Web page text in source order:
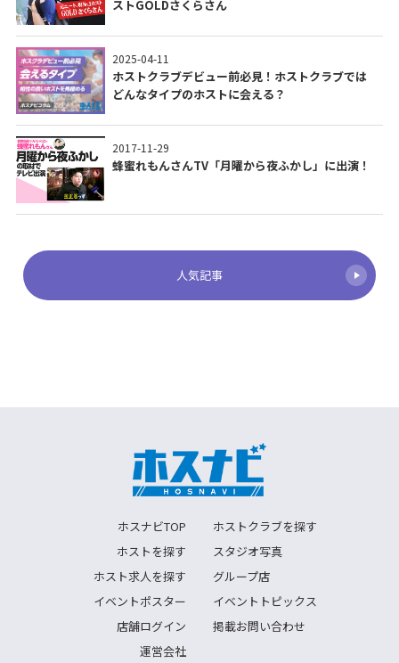
ストGOLDさくらさん
2025-04-11
ホストクラブデビュー前必見！ホストクラブでは
どんなタイプのホストに会える？
2017-11-29
蜂蜜れもんさんTV「月曜から夜ふかし」に出演！
人気記事
ホスナビTOP
ホストクラブを探す
ホストを探す
スタジオ写真
ホスト求人を探す
グループ店
イベントポスター
イベントトピックス
店舗ログイン
掲載お問い合わせ
運営会社